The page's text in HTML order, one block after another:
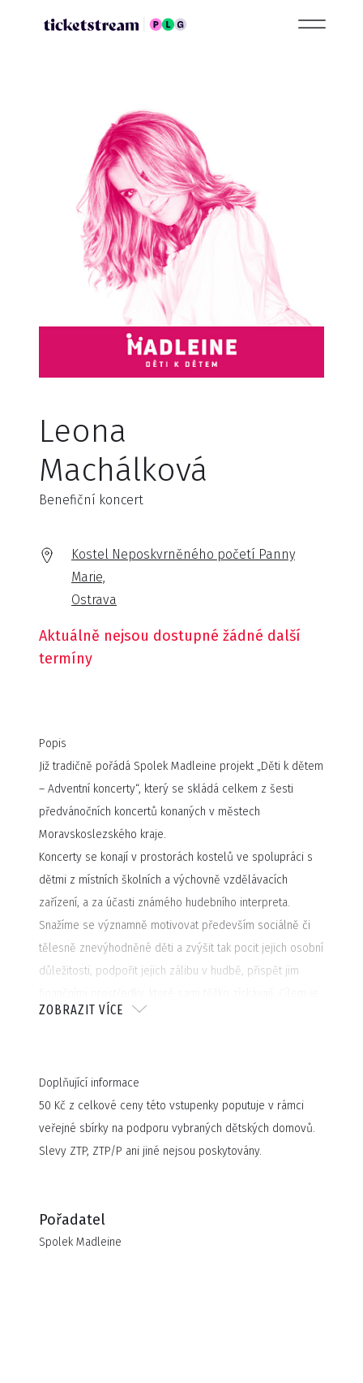
Leona
Machálková
Benefiční koncert
Kostel Neposkvrněného početí Panny
Marie,
Ostrava
Aktuálně nejsou dostupné žádné další
termíny
Popis
Již tradičně pořádá Spolek Madleine projekt „Děti k dětem
– Adventní koncerty“, který se skládá celkem z šesti
předvánočních koncertů konaných v městech
Moravskoslezského kraje.
Koncerty se konají v prostorách kostelů ve spolupráci s
dětmi z místních školních a výchovně vzdělávacích
zařízení, a za účasti známého hudebního interpreta.
Snažíme se významně motivovat především sociálně či
tělesně znevýhodněné děti a zvýšit tak pocit jejich osobní
důležitosti, podpořit jejich zálibu v hudbě, přispět jim
umožnit těmto dětem získat nové zkušenosti v oblasti
přípravy dětí vrcholí v den koncertu společným
pěveckým vystoupením dětí a umělců.
ZOBRAZIT VÍCE
Doplňující informace
50 Kč z celkové ceny této vstupenky poputuje v rámci
veřejné sbírky na podporu vybraných dětských domovů.
Slevy ZTP, ZTP/P ani jiné nejsou poskytovány.
Pořadatel
Spolek Madleine